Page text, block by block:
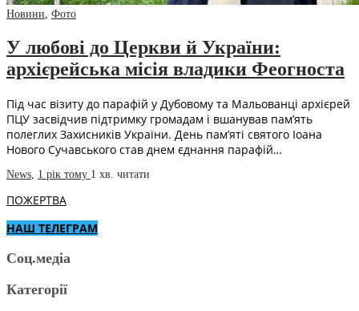
Новини, Фото
У любові до Церкви й України:
архієрейська місія владики Феогноста
Під час візиту до парафій у Дубовому та Мальованці архієрей
ПЦУ засвідчив підтримку громадам і вшанував пам’ять
полеглих Захисників України. День пам’яті святого Іоана
Нового Сучавського став днем єднання парафій…
News 1 рік тому 1 хв. читати
ПОЖЕРТВА
НАШ ТЕЛЕГРАМ
Соц.медіа
Категорії